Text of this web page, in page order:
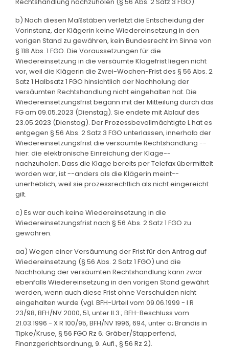
b) Nach diesen Maßstäben verletzt die Entscheidung der
Vorinstanz, der Klägerin keine Wiedereinsetzung in den
vorigen Stand zu gewähren, kein Bundesrecht im Sinne von
§ 118 Abs. 1 FGO. Die Voraussetzungen für die
Wiedereinsetzung in die versäumte Klagefrist liegen nicht
vor, weil die Klägerin die Zwei-Wochen-Frist des § 56 Abs. 2
Satz 1 Halbsatz 1 FGO hinsichtlich der Nachholung der
versäumten Rechtshandlung nicht eingehalten hat. Die
Wiedereinsetzungsfrist begann mit der Mitteilung durch das
FG am 09.05.2023 (Dienstag). Sie endete mit Ablauf des
23.05.2023 (Dienstag). Der Prozessbevollmächtigte L hat es
entgegen § 56 Abs. 2 Satz 3 FGO unterlassen, innerhalb der
Wiedereinsetzungsfrist die versäumte Rechtshandlung --
hier: die elektronische Einreichung der Klage--
nachzuholen. Dass die Klage bereits per Telefax übermittelt
worden war, ist --anders als die Klägerin meint--
unerheblich, weil sie prozessrechtlich als nicht eingereicht
gilt.
c) Es war auch keine Wiedereinsetzung in die
Wiedereinsetzungsfrist nach § 56 Abs. 2 Satz 1 FGO zu
gewähren.
aa) Wegen einer Versäumung der Frist für den Antrag auf
Wiedereinsetzung (§ 56 Abs. 2 Satz 1 FGO) und die
Nachholung der versäumten Rechtshandlung kann zwar
ebenfalls Wiedereinsetzung in den vorigen Stand gewährt
werden, wenn auch diese Frist ohne Verschulden nicht
eingehalten wurde (vgl. BFH-Urteil vom 09.06.1999 - I R
23/98, BFH/NV 2000, 51, unter II.3.; BFH-Beschluss vom
21.03.1996 - X R 100/95, BFH/NV 1996, 694, unter a; Brandis in
Tipke/Kruse, § 56 FGO Rz 6; Gräber/Stapperfend,
Finanzgerichtsordnung, 9. Aufl., § 56 Rz 2).